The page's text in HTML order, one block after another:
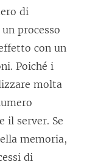
di
processo
con un
Poiché i
molta
il server. Se
memoria,
di